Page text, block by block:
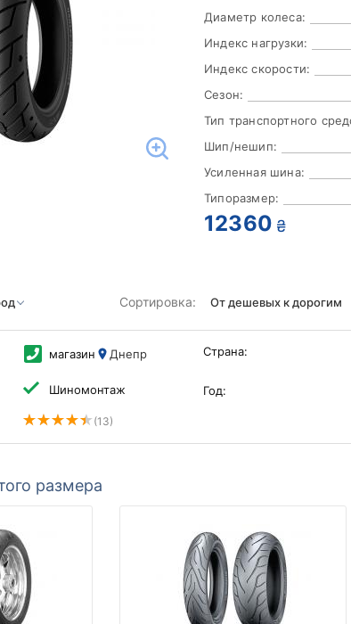
Диаметр колеса:
Индекс нагрузки:
Индекс скорости:
Сезон:
Тип транспортного
Шип/нешип:
Усиленная шина:
Типоразмер:
12360 ₴
Сортировка:
магазин Днепр
Шиномонтаж
(13)
Страна:
Год:
размера